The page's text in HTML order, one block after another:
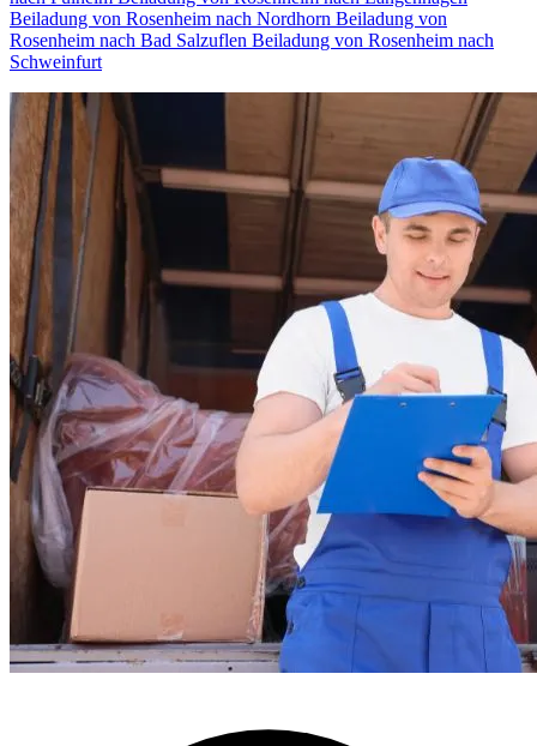
Beiladung von Rosenheim nach Nordhorn Beiladung von
Rosenheim nach Bad Salzuflen Beiladung von Rosenheim nach
Schweinfurt